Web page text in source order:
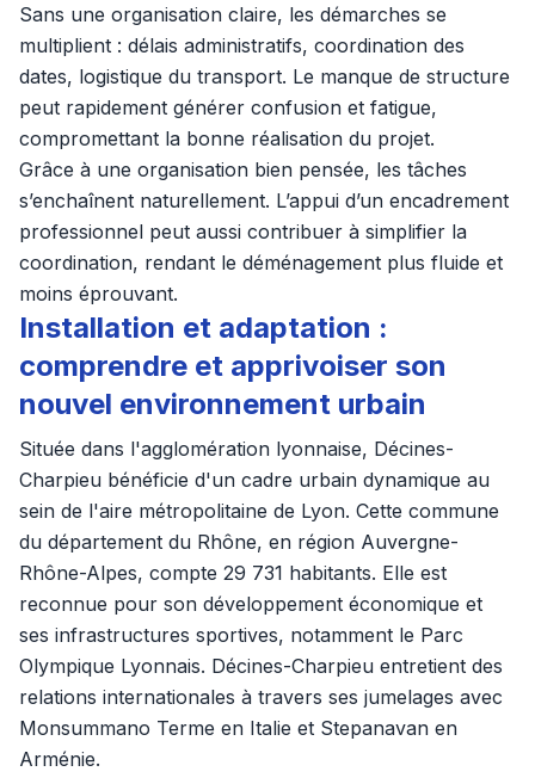
Sans une organisation claire, les démarches se
multiplient : délais administratifs, coordination des
dates, logistique du transport. Le manque de structure
peut rapidement générer confusion et fatigue,
compromettant la bonne réalisation du projet.
Grâce à une organisation bien pensée, les tâches
s’enchaînent naturellement. L’appui d’un encadrement
professionnel peut aussi contribuer à simplifier la
coordination, rendant le déménagement plus fluide et
moins éprouvant.
Installation et adaptation :
comprendre et apprivoiser son
nouvel environnement urbain
Située dans l'agglomération lyonnaise, Décines-
Charpieu bénéficie d'un cadre urbain dynamique au
sein de l'aire métropolitaine de Lyon. Cette commune
du département du Rhône, en région Auvergne-
Rhône-Alpes, compte 29 731 habitants. Elle est
reconnue pour son développement économique et
ses infrastructures sportives, notamment le Parc
Olympique Lyonnais. Décines-Charpieu entretient des
relations internationales à travers ses jumelages avec
Monsummano Terme en Italie et Stepanavan en
Arménie.